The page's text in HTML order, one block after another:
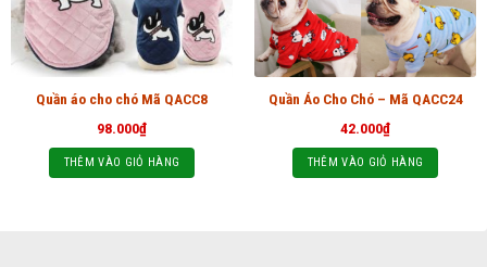
Quần áo cho chó Mã QACC8
98.000₫
THÊM VÀO GIỎ HÀNG
Quần Áo Cho Chó – Mã QACC24
42.000₫
THÊM VÀO GIỎ HÀNG